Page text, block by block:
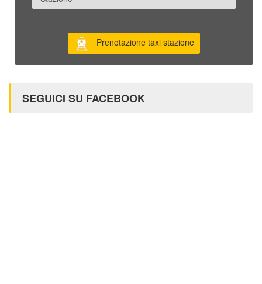
Prenotazione taxi stazione
SEGUICI SU FACEBOOK